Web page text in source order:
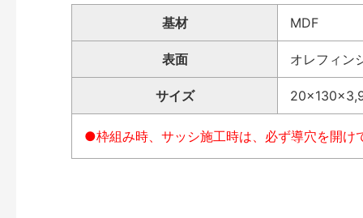
基材 MDF
表面 オレフィン
サイズ
●枠組み時、サッシ施工時は、必ず導穴を開け